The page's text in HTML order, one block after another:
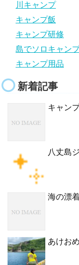
川キャンプ
キャンプ飯
キャンプ研修
島でソロキャン
キャンプ用品
新着記事
キャン
八丈島
海の漂
あけお